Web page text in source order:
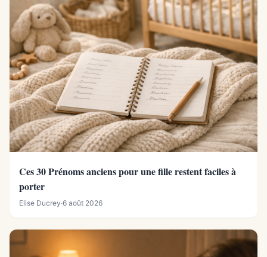
Ces 30 Prénoms anciens pour une fille restent faciles à
porter
Elise Ducrey·6 août 2026